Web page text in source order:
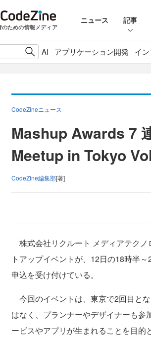
のための情報メディア
ニュース 記事
AI アプリケーション開発 イ
CodeZineニュース
Mashup Awards 7
Meetup in Tokyo
CodeZine編集部[著]
株式会社リクルート メディアテク
トアップイベントが、12日の18時半
申込を受け付けている。
今回のイベントは、東京で2回目と
はなく、プランナーやデザイナーも
ービスやアプリが生まれることを目的